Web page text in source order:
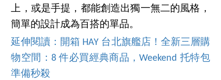
上，或是手提，都能創造出獨一無二的風格，
簡單的設計成為百搭的單品。
延伸閱讀：開箱 HAY 台北旗艦店！全新三層購
物空間：8 件必買經典商品，Weekend 托特包
準備秒殺